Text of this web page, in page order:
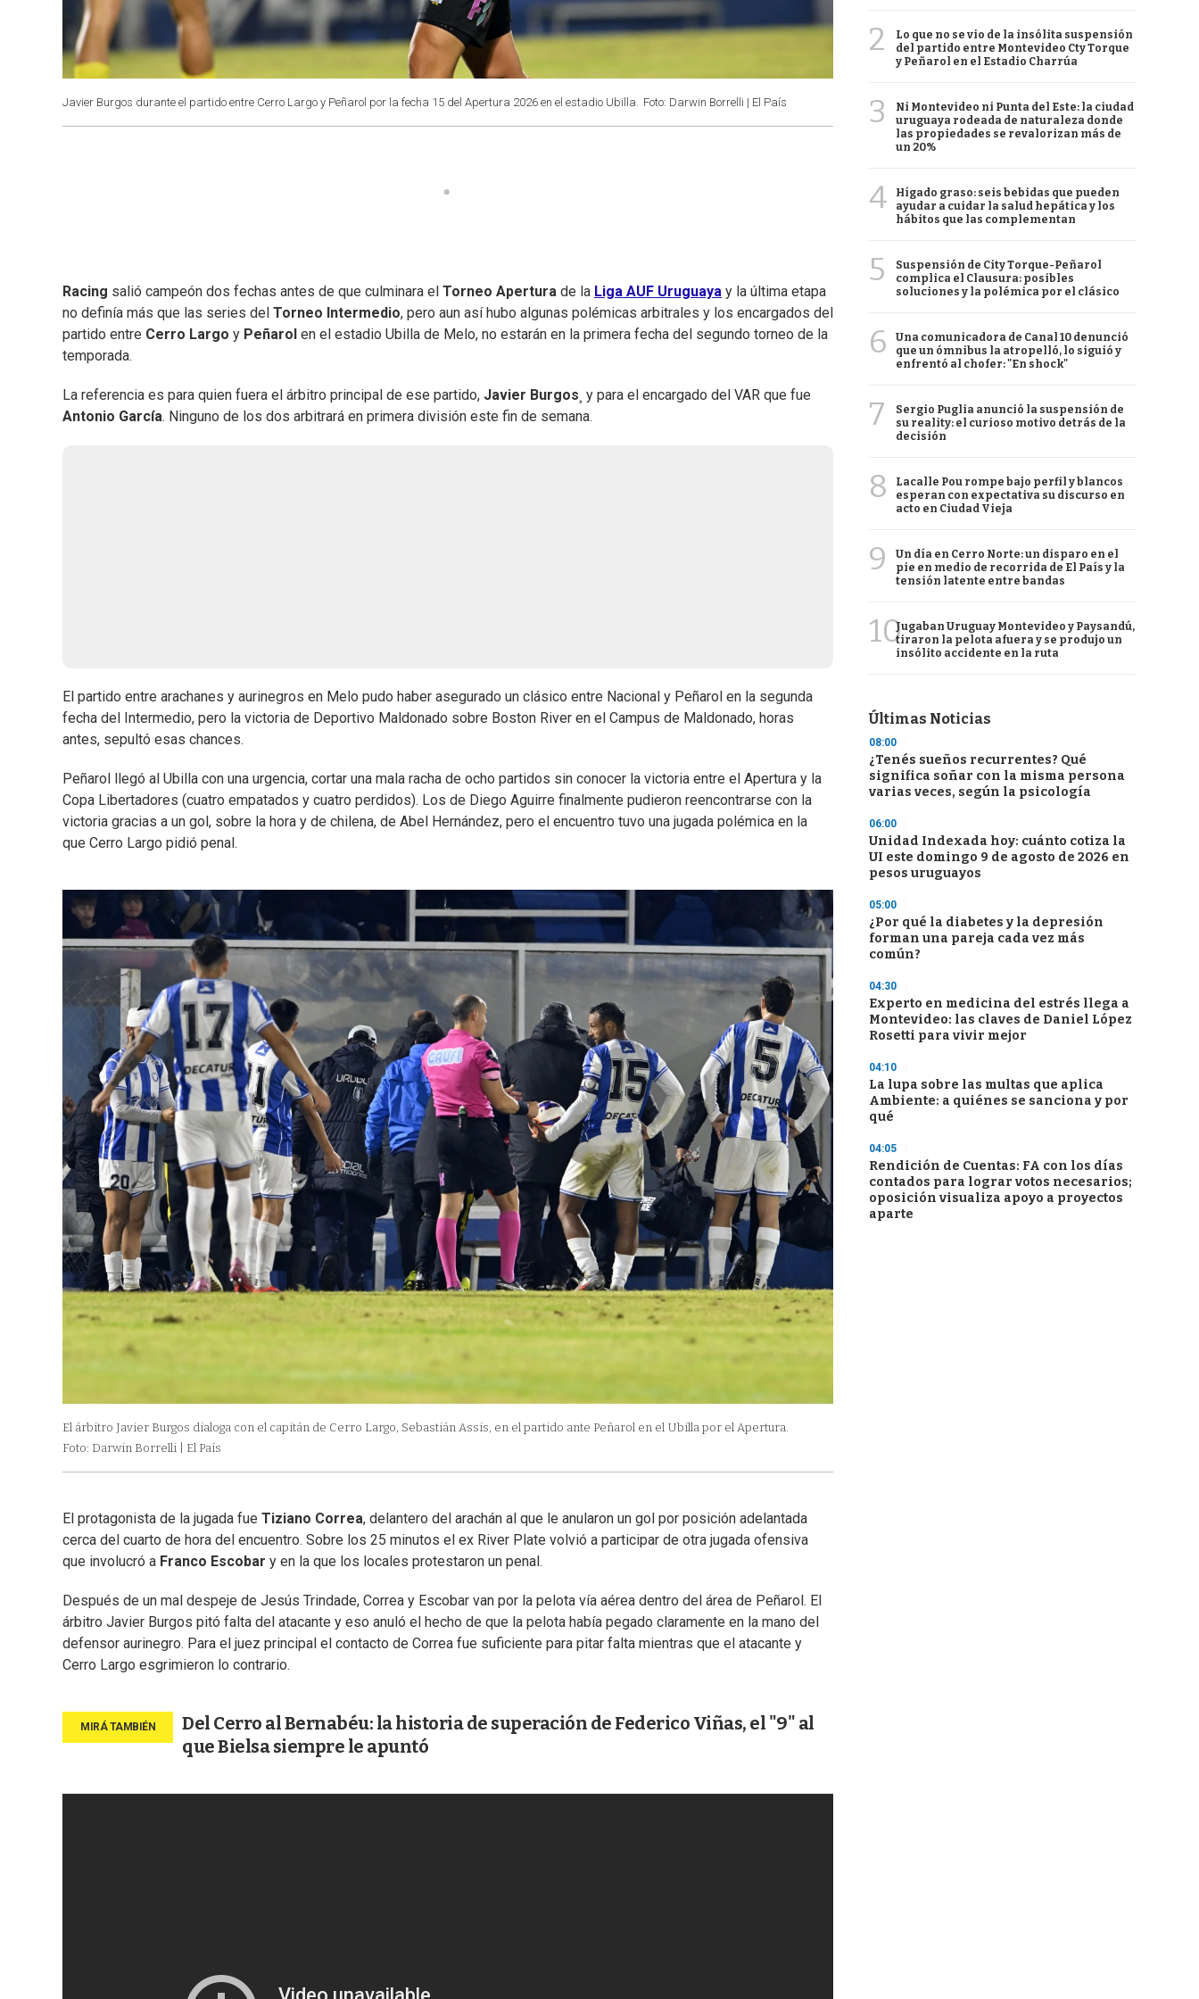
Javier Burgos durante el partido entre Cerro Largo y Peñarol por la fecha 15 del Apertura 2026 en el estadio Ubilla. Foto: Darwin Borrelli | El País
Racing salió campeón dos fechas antes de que culminara el Torneo Apertura de la Liga AUF Uruguaya y la última etapa
no definía más que las series del Torneo Intermedio, pero aun así hubo algunas polémicas arbitrales y los encargados del
partido entre Cerro Largo y Peñarol en el estadio Ubilla de Melo, no estarán en la primera fecha del segundo torneo de la
temporada.
La referencia es para quien fuera el árbitro principal de ese partido, Javier Burgos ¸ y para el encargado del VAR que fue
Antonio García. Ninguno de los dos arbitrará en primera división este fin de semana.
El partido entre arachanes y aurinegros en Melo pudo haber asegurado un clásico entre Nacional y Peñarol en la segunda
fecha del Intermedio, pero la victoria de Deportivo Maldonado sobre Boston River en el Campus de Maldonado, horas
antes, sepultó esas chances.
Peñarol llegó al Ubilla con una urgencia, cortar una mala racha de ocho partidos sin conocer la victoria entre el Apertura y la
Copa Libertadores (cuatro empatados y cuatro perdidos). Los de Diego Aguirre finalmente pudieron reencontrarse con la
victoria gracias a un gol, sobre la hora y de chilena, de Abel Hernández, pero el encuentro tuvo una jugada polémica en la
que Cerro Largo pidió penal.
El árbitro Javier Burgos dialoga con el capitán de Cerro Largo, Sebastián Assis, en el partido ante Peñarol en el Ubilla por el Apertura.
Foto: Darwin Borrelli | El País
El protagonista de la jugada fue Tiziano Correa, delantero del arachán al que le anularon un gol por posición adelantada
cerca del cuarto de hora del encuentro. Sobre los 25 minutos el ex River Plate volvió a participar de otra jugada ofensiva
que involucró a Franco Escobar y en la que los locales protestaron un penal.
Después de un mal despeje de Jesús Trindade, Correa y Escobar van por la pelota vía aérea dentro del área de Peñarol. El
árbitro Javier Burgos pitó falta del atacante y eso anuló el hecho de que la pelota había pegado claramente en la mano del
defensor aurinegro. Para el juez principal el contacto de Correa fue suficiente para pitar falta mientras que el atacante y
Cerro Largo esgrimieron lo contrario.
Del Cerro al Bernabéu: la historia de superación de Federico Viñas, el "9" al
que Bielsa siempre le apuntó
2
Lo que no se vio de la insólita suspensión
del partido entre Montevideo Cty Torque
y Peñarol en el Estadio Charrúa
3
Ni Montevideo ni Punta del Este: la ciudad
uruguaya rodeada de naturaleza donde
las propiedades se revalorizan más de
un 20%
4
Hígado graso: seis bebidas que pueden
ayudar a cuidar la salud hepática y los
hábitos que las complementan
5
Suspensión de City Torque-Peñarol
complica el Clausura: posibles
soluciones y la polémica por el clásico
6
Una comunicadora de Canal 10 denunció
que un ómnibus la atropelló, lo siguió y
enfrentó al chofer: "En shock"
7
Sergio Puglia anunció la suspensión de
su reality: el curioso motivo detrás de la
decisión
8
Lacalle Pou rompe bajo perfil y blancos
esperan con expectativa su discurso en
acto en Ciudad Vieja
9
Un día en Cerro Norte: un disparo en el
pie en medio de recorrida de El País y la
tensión latente entre bandas
10Jugaban Uruguay Montevideo y Paysandú,
tiraron la pelota afuera y se produjo un
insólito accidente en la ruta
Últimas Noticias
08:00
¿Tenés sueños recurrentes? Qué
significa soñar con la misma persona
varias veces, según la psicología
06:00
Unidad Indexada hoy: cuánto cotiza la
UI este domingo 9 de agosto de 2026 en
pesos uruguayos
05:00
¿Por qué la diabetes y la depresión
forman una pareja cada vez más
común?
04:30
Experto en medicina del estrés llega a
Montevideo: las claves de Daniel López
Rosetti para vivir mejor
04:10
La lupa sobre las multas que aplica
Ambiente: a quiénes se sanciona y por
qué
04:05
Rendición de Cuentas: FA con los días
contados para lograr votos necesarios;
oposición visualiza apoyo a proyectos
aparte